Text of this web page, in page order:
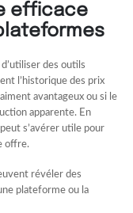
efficace
des outils
l’historique des prix
avantageux ou si le
apparente. En
s’avérer utile pour
offre.
révéler des
plateforme ou la